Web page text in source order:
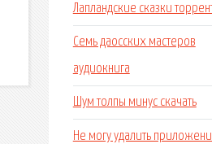
Лапландские сказки
Семь даосских мастеров
аудиокнига
Шум толпы минус скачать
Не могу удалить